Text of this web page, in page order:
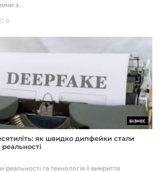
з...
0
БІЗНЕС
як швидко дипфейки стали
реальності та технологія її викриття